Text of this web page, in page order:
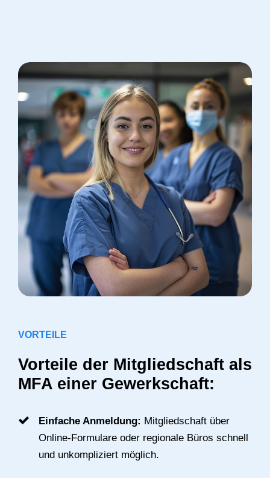
VORTEILE
Vorteile der Mitgliedschaft als
MFA einer Gewerkschaft:
Einfache Anmeldung: Mitgliedschaft über
Online-Formulare oder regionale Büros schnell
und unkompliziert möglich.